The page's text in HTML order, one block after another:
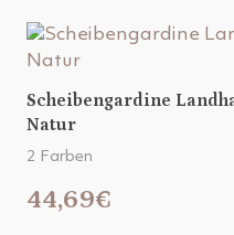
Scheibengardine
Natur
2 Farben
44,69€